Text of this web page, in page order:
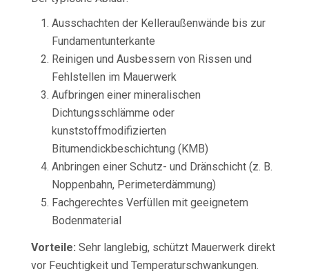
Ausschachten der Kelleraußenwände bis zur
Fundamentunterkante
Reinigen und Ausbessern von Rissen und
Fehlstellen im Mauerwerk
Aufbringen einer mineralischen
Dichtungsschlämme oder
kunststoffmodifizierten
Bitumendickbeschichtung (KMB)
Anbringen einer Schutz- und Dränschicht (z. B.
Noppenbahn, Perimeterdämmung)
Fachgerechtes Verfüllen mit geeignetem
Bodenmaterial
Vorteile: Sehr langlebig, schützt Mauerwerk direkt
vor Feuchtigkeit und Temperaturschwankungen.